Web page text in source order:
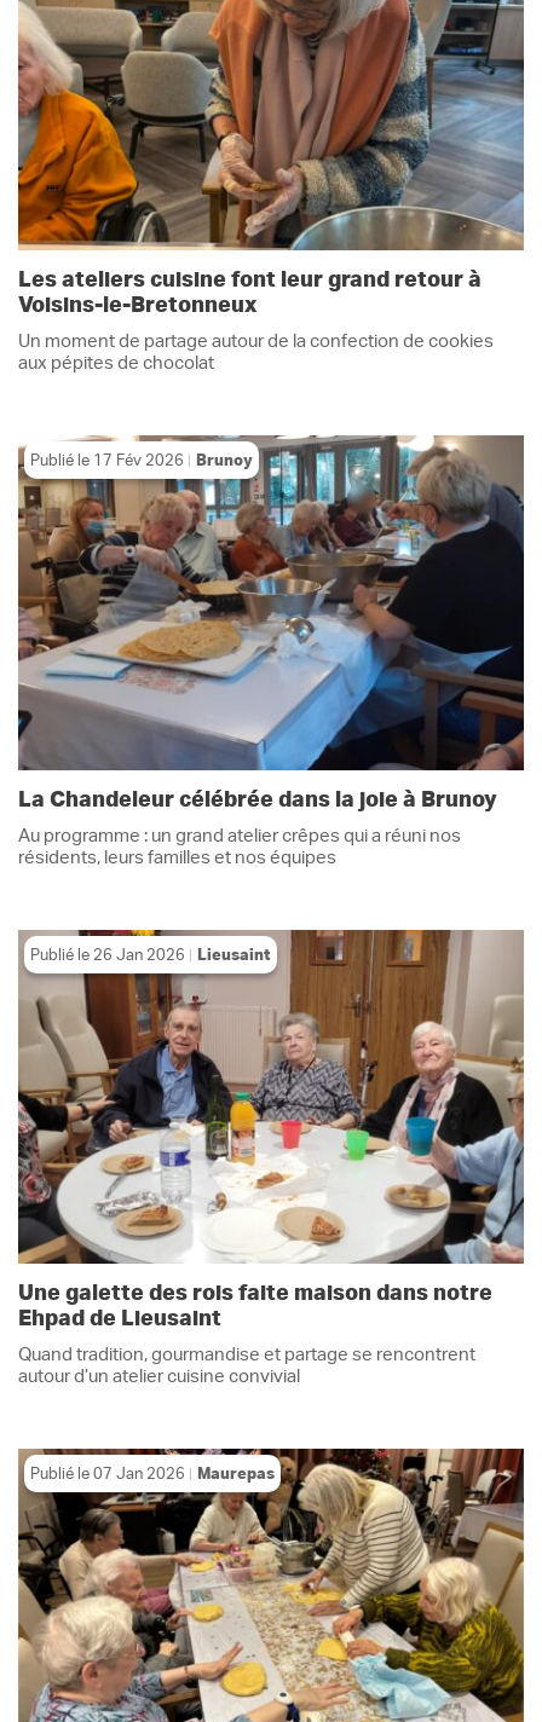
Les ateliers cuisine font leur grand retour à
Voisins-le-Bretonneux
Un moment de partage autour de la confection de cookies
aux pépites de chocolat
Publié le 17 Fév 2026 Brunoy
La Chandeleur célébrée dans la joie à Brunoy
Au programme : un grand atelier crêpes qui a réuni nos
résidents, leurs familles et nos équipes
Publié le 26 Jan 2026 Lieusaint
Une galette des rois faite maison dans notre
Ehpad de Lieusaint
Quand tradition, gourmandise et partage se rencontrent
autour d’un atelier cuisine convivial
Publié le 07 Jan 2026 Maurepas